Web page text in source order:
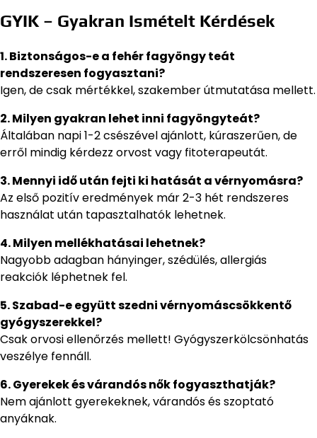
GYIK – Gyakran Ismételt Kérdések
1. Biztonságos-e a fehér fagyöngy teát
rendszeresen fogyasztani?
Igen, de csak mértékkel, szakember útmutatása mellett.
2. Milyen gyakran lehet inni fagyöngyteát?
Általában napi 1-2 csészével ajánlott, kúraszerűen, de
erről mindig kérdezz orvost vagy fitoterapeutát.
3. Mennyi idő után fejti ki hatását a vérnyomásra?
Az első pozitív eredmények már 2-3 hét rendszeres
használat után tapasztalhatók lehetnek.
4. Milyen mellékhatásai lehetnek?
Nagyobb adagban hányinger, szédülés, allergiás
reakciók léphetnek fel.
5. Szabad-e együtt szedni vérnyomáscsökkentő
gyógyszerekkel?
Csak orvosi ellenőrzés mellett! Gyógyszerkölcsönhatás
veszélye fennáll.
6. Gyerekek és várandós nők fogyaszthatják?
Nem ajánlott gyerekeknek, várandós és szoptató
anyáknak.